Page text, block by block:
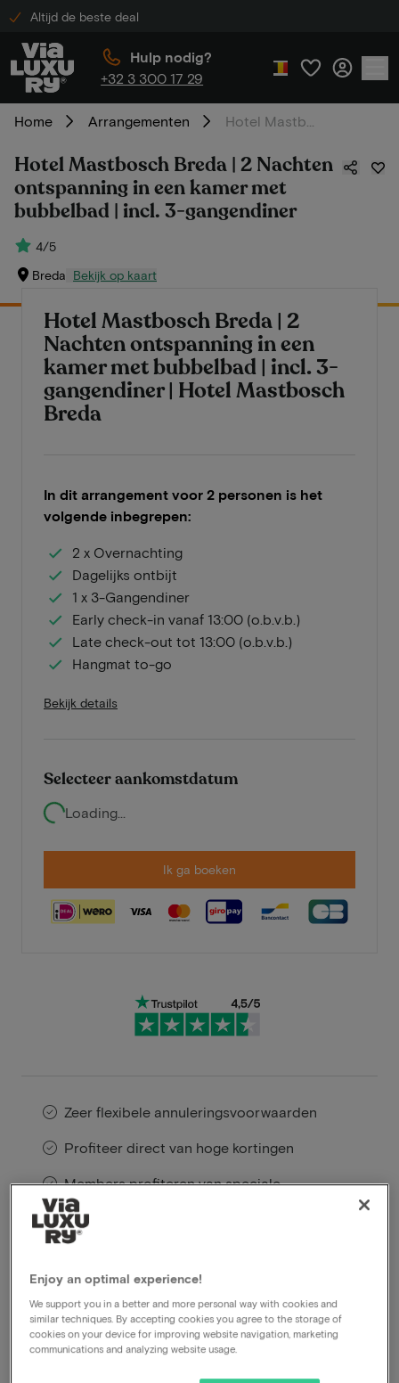
Altijd de beste deal
Hulp nodig?
+32 3 300 17 29
Home Arrangementen
Hotel Mastbosch Breda | 2 Nachten
ontspanning in een kamer met
bubbelbad | incl. 3-gangendiner
4/5
Breda Bekijk op kaart
Hotel Mastbosch Breda | 2
Nachten ontspanning in een
kamer met bubbelbad | incl. 3-
gangendiner | Hotel Mastbosch
Breda
In dit arrangement voor 2 personen is het
volgende inbegrepen:
2 x Overnachting
Dagelijks ontbijt
1 x 3-Gangendiner
Early check-in vanaf 13:00 (o.b.v.b.)
Late check-out tot 13:00 (o.b.v.b.)
Hangmat to-go
Bekijk details
Selecteer aankomstdatum
Loading...
Ik ga boeken
Zeer flexibele annuleringsvoorwaarden
Profiteer direct van hoge kortingen
Members profiteren van speciale
aanbiedingen
viersterrenhotel, ideaal gelegen aan de rand van het
historische Mastbos. Dit monumentale pand, waarvan
de eerste steen werd gelegd in 1897, biedt een
perfecte combinatie van klassieke charme en
Enjoy an optimal experience!
We support you in a better and more personal way with cookies and
similar techniques. By accepting cookies you agree to the storage of
cookies on your device for improving website navigation, marketing
communications and analyzing website usage.